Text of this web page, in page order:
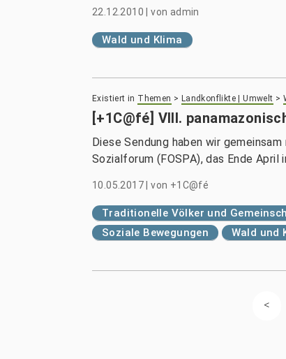
22.12.2010 |von admin
Wald und Klima
Existiert in Themen > Landkonflikte | Umwelt >
[+1C@fé] VIII.
Diese Sendung haben wir
Sozialforum (FOSPA), das Ende
10.05.2017 |von +1C@fé
Traditionelle Völker und
Soziale Bewegungen
Wald und